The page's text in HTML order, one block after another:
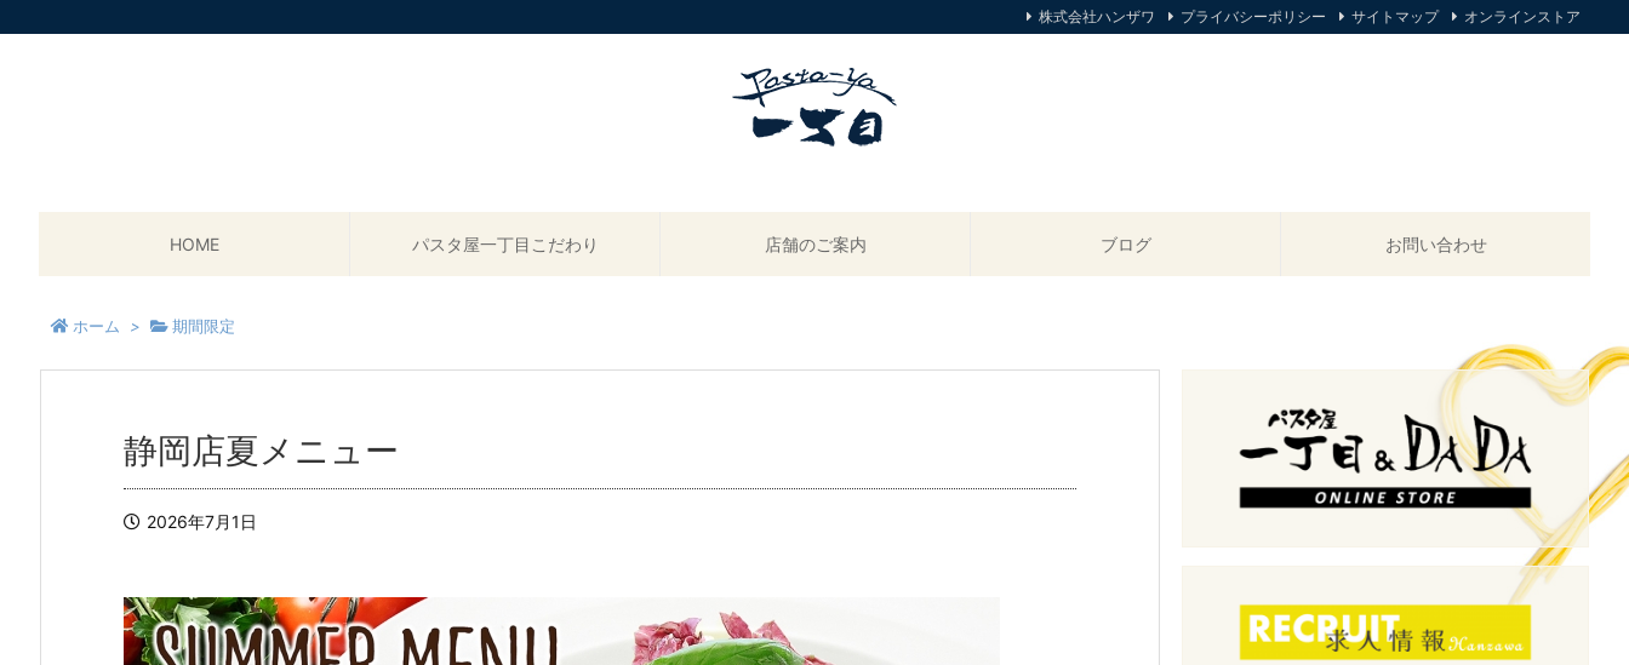
HOME パスタ屋一丁目こだわり 店舗のご案内 ブログ お問い合わせ
株式会社ハンザワ プライバシーポリシー サイトマップ オンラインストア
ホーム > 期間限定
静岡店夏メニュー
2026年7月1日